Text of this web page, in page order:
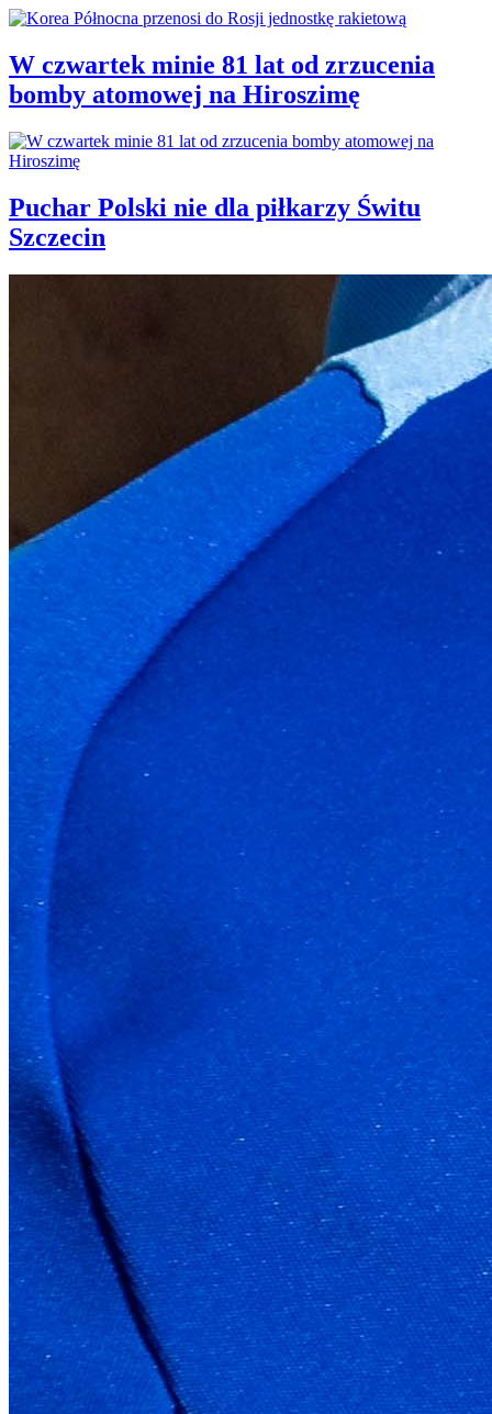
W czwartek minie 81 lat od zrzucenia
bomby atomowej na Hiroszimę
Puchar Polski nie dla piłkarzy Świtu
Szczecin